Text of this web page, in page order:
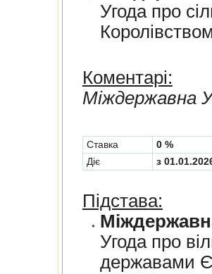
Угода про
Коментарі:
Мiждержавна
Cтавка
0 %
Діє
з
Підстава:
Угода про
державами